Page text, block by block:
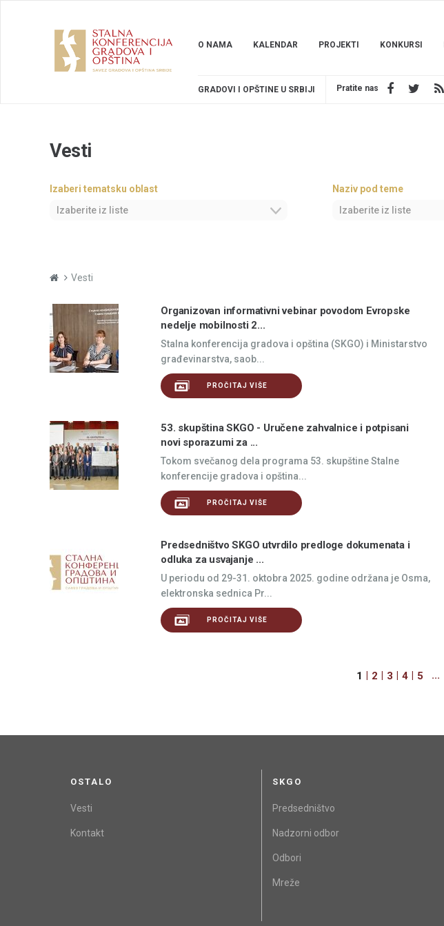
O NAMA KALENDAR PROJEKTI KONKURSI
GRADOVI I OPŠTINE U SRBIJI Pratite nas
Vesti
Izaberi tematsku oblast
Izaberite iz liste
Naziv pod teme
Izaberite iz liste
Vesti
Organizovan informativni vebinar povodom Evropske
nedelje mobilnosti 2...
Stalna konferencija gradova i opština (SKGO) i Ministarstvo
građevinarstva, saob...
PROČITAJ VIŠE
53. skupština SKGO - Uručene zahvalnice i potpisani
novi sporazumi za ...
Tokom svečanog dela programa 53. skupštine Stalne
konferencije gradova i opština...
PROČITAJ VIŠE
Predsedništvo SKGO utvrdilo predloge dokumenata i
odluka za usvajanje ...
U periodu od 29-31. oktobra 2025. godine održana je Osma,
elektronska sednica Pr...
PROČITAJ VIŠE
1 | 2 | 3 | 4 | 5 ...
OSTALO
Vesti
Kontakt
SKGO
Predsedništvo
Nadzorni odbor
Odbori
Mreže